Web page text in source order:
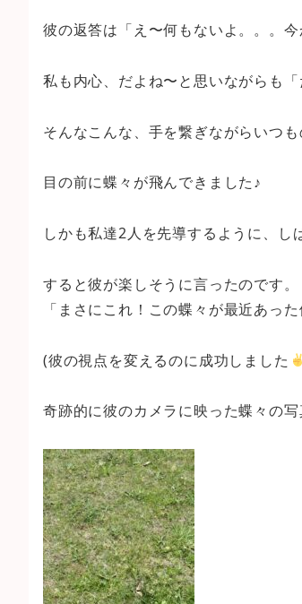
彼の返答は「え〜何もないよ。。。
私も内心、だよね〜と思いながらも
そんなこんな、手を繋ぎながらいつ
目の前に蝶々が飛んできました♪
しかも私達2人を先導するように、し
すると彼が楽しそうに言ったのです。
「まさにこれ！この蝶々が最近あっ
(彼の視点を変えるのに成功しました
奇跡的に彼のカメラに映った蝶々の